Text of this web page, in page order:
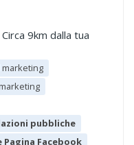
9km dalla tua
pubbliche
Pagina Facebook